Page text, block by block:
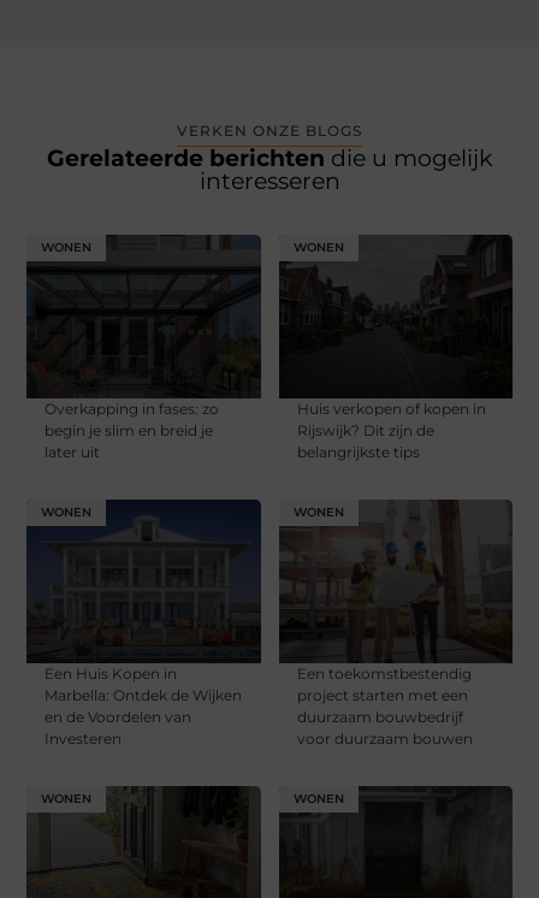
VERKEN ONZE BLOGS
Gerelateerde berichten die u mogelijk
interesseren
WONEN
Overkapping in fases: zo
begin je slim en breid je
later uit
WONEN
Huis verkopen of kopen in
Rijswijk? Dit zijn de
belangrijkste tips
WONEN
Een Huis Kopen in
Marbella: Ontdek de Wijken
en de Voordelen van
Investeren
WONEN
Een toekomstbestendig
project starten met een
duurzaam bouwbedrijf
voor duurzaam bouwen
WONEN WONEN